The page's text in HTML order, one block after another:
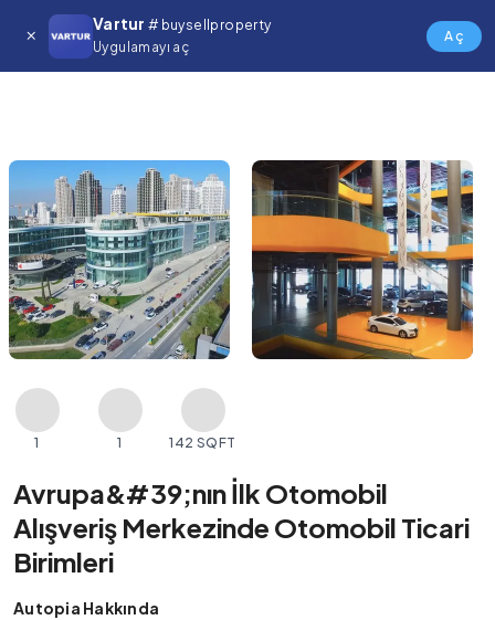
Vartur # buysellproperty
Uygulamayı aç
Aç
1 1 142 SQFT
Avrupa&#39;nın İlk Otomobil
Alışveriş Merkezinde Otomobil Ticari
Birimleri
Autopia Hakkında